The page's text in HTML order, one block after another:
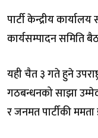
पार्टी केन्द्रीय
कार्यसम्पादन समिति
यही चैत ३ गते हुने
गठबन्धनको साझा
र जनमत पार्टीकी ममता